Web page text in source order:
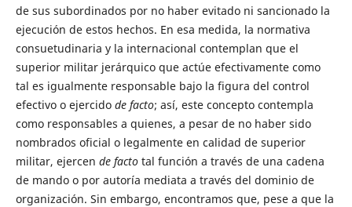
de sus subordinados por no haber evitado ni sancionado la
ejecución de estos hechos. En esa medida, la normativa
consuetudinaria y la internacional contemplan que el
superior militar jerárquico que actúe efectivamente como
tal es igualmente responsable bajo la figura del control
efectivo o ejercido de facto; así, este concepto contempla
como responsables a quienes, a pesar de no haber sido
nombrados oficial o legalmente en calidad de superior
militar, ejercen de factotal función a través de una cadena
de mando o por autoría mediata a través del dominio de
organización. Sin embargo, encontramos que, pese a que la